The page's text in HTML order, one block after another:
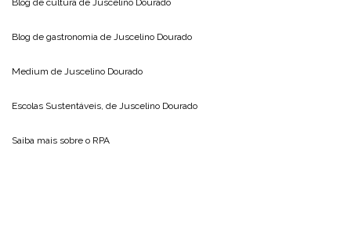
Blog de cultura de Juscelino Dourado
Blog de gastronomia de Juscelino Dourado
Medium de Juscelino Dourado
Escolas Sustentáveis, de Juscelino Dourado
Saiba mais sobre o RPA